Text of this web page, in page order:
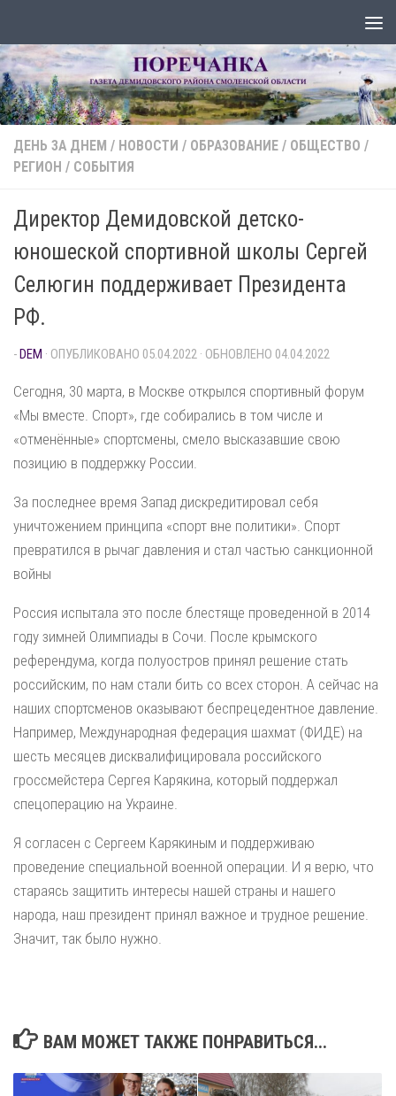
ДЕНЬ ЗА ДНЕМ / НОВОСТИ / ОБРАЗОВАНИЕ / ОБЩЕСТВО /
РЕГИОН / СОБЫТИЯ
Директор Демидовской детско-
юношеской спортивной школы Сергей
Селюгин поддерживает Президента
РФ.
-DEM · ОПУБЛИКОВАНО 05.04.2022 · ОБНОВЛЕНО 04.04.2022
Сегодня, 30 марта, в Москве открылся спортивный форум
«Мы вместе. Спорт», где собирались в том числе и
«отменённые» спортсмены, смело высказавшие свою
позицию в поддержку России.
За последнее время Запад дискредитировал себя
уничтожением принципа «спорт вне политики». Спорт
превратился в рычаг давления и стал частью санкционной
войны
Россия испытала это после блестяще проведенной в 2014
году зимней Олимпиады в Сочи. После крымского
референдума, когда полуостров принял решение стать
российским, по нам стали бить со всех сторон. А сейчас на
наших спортсменов оказывают беспрецедентное давление.
Например, Международная федерация шахмат (ФИДЕ) на
шесть месяцев дисквалифицировала российского
гроссмейстера Сергея Карякина, который поддержал
спецоперацию на Украине.
Я согласен с Сергеем Карякиным и поддерживаю
проведение специальной военной операции. И я верю, что
стараясь защитить интересы нашей страны и нашего
народа, наш президент принял важное и трудное решение.
Значит, так было нужно.
ВАМ МОЖЕТ ТАКЖЕ ПОНРАВИТЬСЯ...